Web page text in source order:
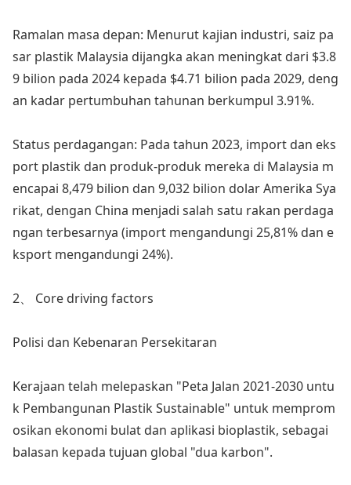
Ramalan masa depan: Menurut kajian industri, saiz pa
sar plastik Malaysia dijangka akan meningkat dari $3.8
9 bilion pada 2024 kepada $4.71 bilion pada 2029, deng
an kadar pertumbuhan tahunan berkumpul 3.91%.
Status perdagangan: Pada tahun 2023, import dan eks
port plastik dan produk-produk mereka di Malaysia m
encapai 8,479 bilion dan 9,032 bilion dolar Amerika Sya
rikat, dengan China menjadi salah satu rakan perdaga
ngan terbesarnya (import mengandungi 25,81% dan e
ksport mengandungi 24%).
2、 Core driving factors
Polisi dan Kebenaran Persekitaran
Kerajaan telah melepaskan "Peta Jalan 2021-2030 untu
k Pembangunan Plastik Sustainable" untuk memprom
osikan ekonomi bulat dan aplikasi bioplastik, sebagai
balasan kepada tujuan global "dua karbon".